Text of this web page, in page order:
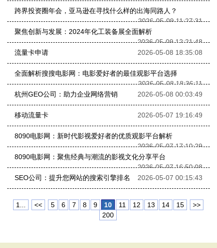
跨界投资圈年会，亚马逊在寻找什么样的出海同路人？
2026-05-09 11:27:31
聚焦创新与发展：2024年化工装备展全面解析
2026-05-09 12:21:48
流量卡申请
2026-05-08 18:35:08
全面解析搜搜电影网：电影爱好者的最佳观影平台选择
2026-05-08 18:36:11
杭州GEO公司：助力企业网络营销
2026-05-08 00:03:49
移动流量卡 2026-05-07 19:16:49
8090电影网：新时代影视爱好者的优质观影平台解析
2026-05-07 17:10:29
8090电影网：聚焦经典与潮流的影视文化分享平台
2026-05-07 16:50:08
SEO公司：提升您网站的搜索引擎排名
2026-05-07 00:15:43
1... << 5 6 7 8 9 10 11 12 13 14 15
>>
200